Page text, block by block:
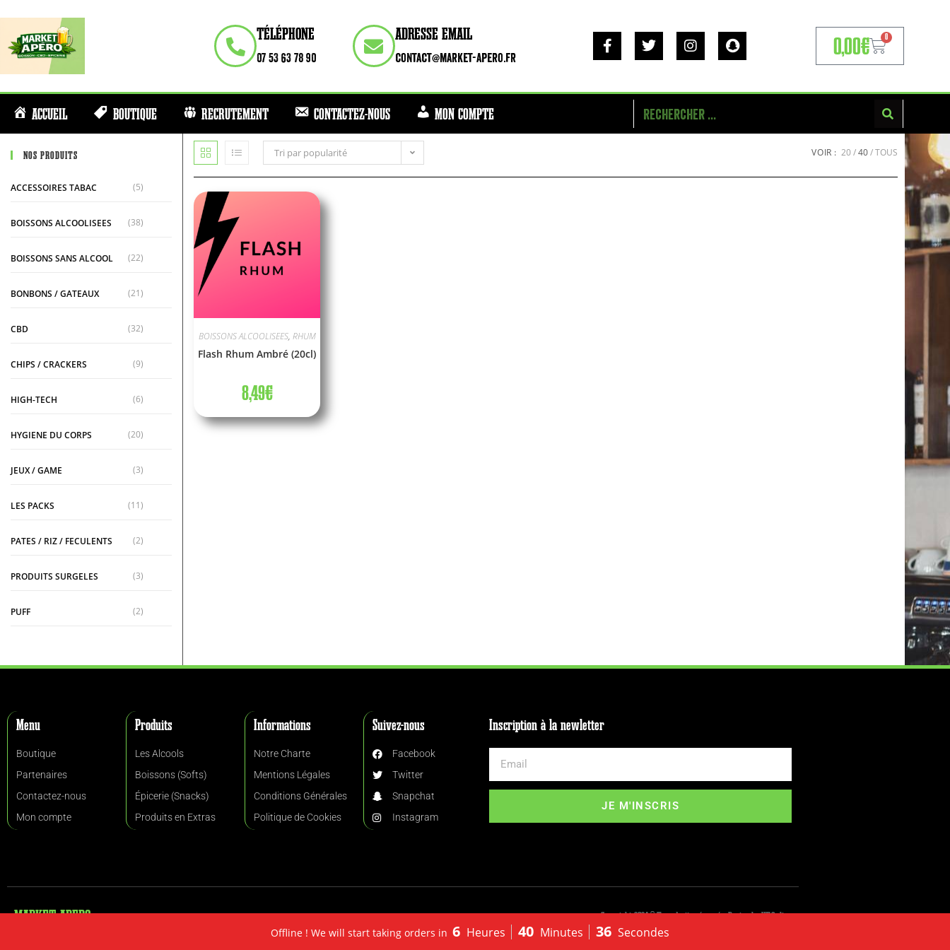
TÉLÉPHONE
07 53 63 78 90
ADRESSE EMAIL
contact@market-apero.fr 0,00€ 0
ACCUEIL BOUTIQUE RECRUTEMENT CONTACTEZ-NOUS MON COMPTE
NOS PRODUITS
ACCESSOIRES TABAC (5)
BOISSONS ALCOOLISEES (38)
BOISSONS SANS ALCOOL (22)
BONBONS / GATEAUX (21)
CBD (32)
CHIPS / CRACKERS (9)
HIGH-TECH (6)
HYGIENE DU CORPS (20)
JEUX / GAME (3)
LES PACKS (11)
PATES / RIZ / FECULENTS (2)
PRODUITS SURGELES (3)
PUFF (2)
Tri par popularité VOIR : 20 40 TOUS
BOISSONS ALCOOLISEES, RHUM
Flash Rhum Ambré (20cl)
8,49€
Menu
Boutique
Partenaires
Contactez-nous
Mon compte
Produits
Les Alcools
Boissons (Softs)
Épicerie (Snacks)
Produits en Extras
Informations
Notre Charte
Mentions Légales
Conditions Générales
Politique de Cookies
Suivez-nous
Facebook
Twitter
Snapchat
Instagram
Inscription à la newletter
JE M'INSCRIS
MARKET APERO Copyright 2024 © Tous droits réservés. Design by VT-Online
Offline ! We will start taking orders in 6 Heures 40 Minutes 36 Secondes